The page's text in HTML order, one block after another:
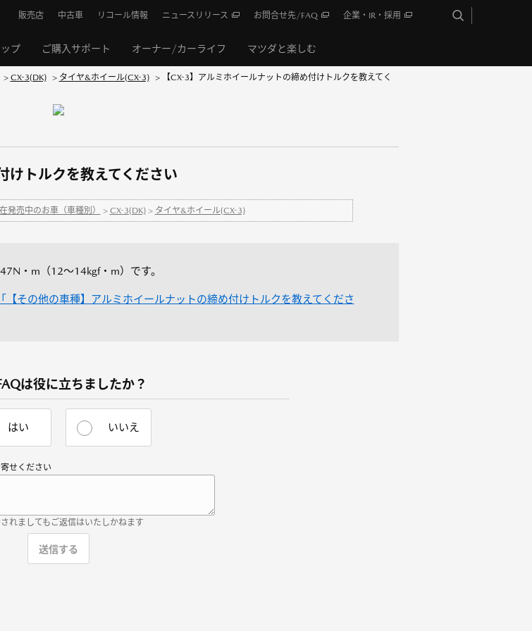
プ ご購入サポート オーナー/カーライフ マツダと楽しむ
販売店 中古車 リコール情報 ニュースリリース お問合せ先/FAQ 企業・IR・採用
> CX-3(DK) > タイヤ&ホイール(CX-3) >
【CX-3】アルミホイールナットの締め付けトルクを教えてく
けトルクを教えてください
発売中のお車（車種別） > CX-3(DK)> タイヤ&ホイール(CX-3)
・m（12～14kgf・m）です。
「【その他の車種】アルミホイールナットの締め付けトルクを教えてくださ
は役に立ちましたか？
はい いいえ
せください
れましてもご返信はいたしかねます